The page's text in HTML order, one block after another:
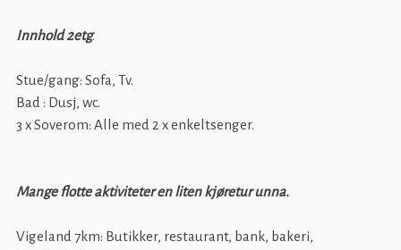
Innhold 2etg.
Stue/gang: Sofa, Tv.
Bad : Dusj, wc.
3 x Soverom: Alle med 2 x enkeltsenger.
Mange flotte aktiviteter en liten kjøretur unna.
Vigeland 7km: Butikker, restaurant, bank, bakeri,